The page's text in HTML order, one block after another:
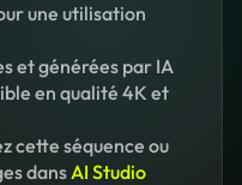
une utilisation
et générées par IA
en qualité 4K et
cette séquence ou
dansAI Studio